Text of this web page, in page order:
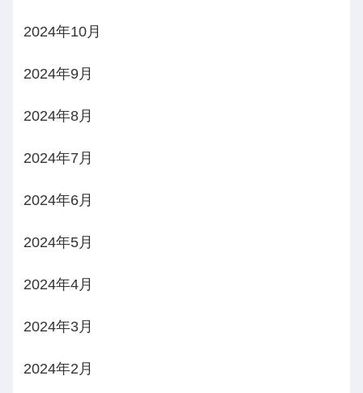
2024年10月
2024年9月
2024年8月
2024年7月
2024年6月
2024年5月
2024年4月
2024年3月
2024年2月